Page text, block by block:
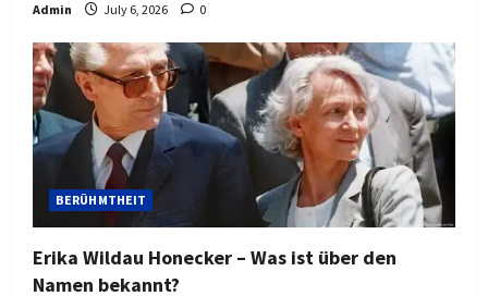
Admin July 6, 2026 0
BERÜHMTHEIT
Erika Wildau Honecker – Was ist über den
Namen bekannt?